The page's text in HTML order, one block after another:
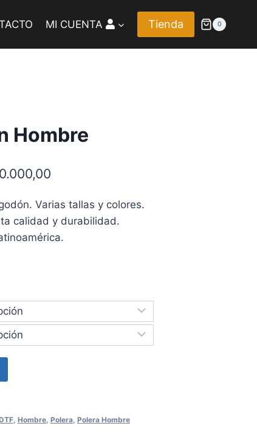
MI CUENTA Tienda 0
Hombre
Rango
precios:
desde
CLP 20.000,00
Varias tallas y colores.
calidad y durabilidad.
, Hombre, Polera, Polera Hombre